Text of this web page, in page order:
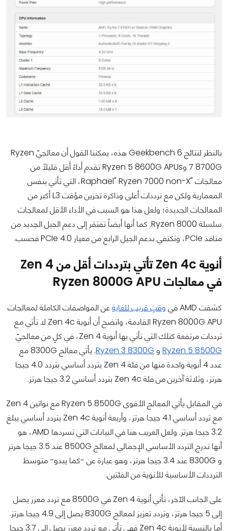
بالنظر لنتائج Geekbench 6 هذه، يمكننا القول أن معالجيّ Ryzen
7 8700G وRyzen 5 8600G APUs تقدم أداءً أقل قليلاً من
معالجات "Raphael" Ryzen 7000 non-X، التي تأتي بنفس
المعمارية ولكن مع ترددات أعلى وذاكرة تخزين مؤقت L3 أكبر من
المعالجات الجديدة؛ ولعل هذا هو السبب في الأداء الأقل لمعالجات
سلسلة Ryzen 8000. كما أنها أيضاً تفتقر إلى دعم الجيل الجديد من
منافذ PCIe، وتكتفي بدعم الجيل الرابع من معيار PCIe 4.0 فحسب.
أنوية Zen 4c تأتي بترددات أقل من Zen 4
في معالجات Ryzen 8000G APU
كشفت AMD في وقتٍ قريب للغايةعن المواصفات الكاملة لمعالجات
Ryzen 8000G APU القادمة، واتضح أن أنوية Zen 4c لا تأتي مع
ترددات مرتفعة كتلك التي تأتي بها أنوية Zen 4، في كلٍ من معالجيّ
Ryzen 5 8500G و Ryzen 3 8300G
. يأتي معالج 8300G مع
عدد 4 أنوية واحدة منها من فئة Zen 4 بتردد أساسي بتردد 4.0 جيجا
هرتز، وثلاثة آخرين من فئة Zen 4c بتردد أساسي 3.2 جيجا هرتز.
في المقابل يأتي المعالج الأقوى Ryzen 5 8500G مع نواتين Zen 4
مع تردد أساسي 4.1 جيجا هرتز، وأربعة أنوية Zen 4c بتردد أساسي يبلغ
3.2 جيجا هرتز. ولعل الغريب هنا في البيانات التي تسردها AMD، هو
أنها تدرج التردد الأساسي الإجمالي لمعالج 8500G عند 3.5 جيجا هرتز
و 8300G عند 3.4 جيجا هرتز، وهو عبارة عن -كما يبدو- متوسط
الترددات الأساسية للأنوية من الفئتين.
على الجانب الآخر، تأتي أنوية Zen 4 في 8500G مع تردد معزز يصل
إلى 5 جيجا هرتز، وتردد تعزيز لمعالج 8300G يصل إلى 4.9 جيجا هرتز.
أما بالنسبة لأنوية Zen 4c فهي تأتي مع تردد معزز يصل إلى 3.7 جيجا